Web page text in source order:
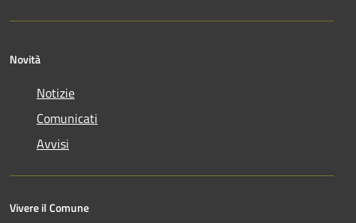
Novità
Notizie
Comunicati
Avvisi
Vivere il Comune